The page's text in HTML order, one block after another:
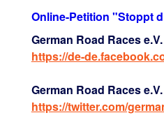
Online-Petition "Stoppt
German Road Races
https://de-
German Road Races
https://twitter.com/